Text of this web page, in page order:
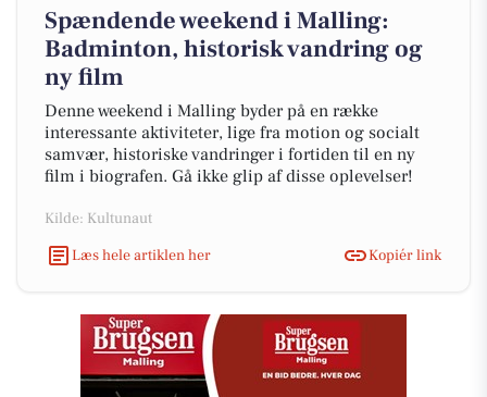
Spændende weekend i Malling:
Badminton, historisk vandring og
ny film
Denne weekend i Malling byder på en række
interessante aktiviteter, lige fra motion og socialt
samvær, historiske vandringer i fortiden til en ny
film i biografen. Gå ikke glip af disse oplevelser!
Kilde: Kultunaut
Læs hele artiklen her
Kopiér link